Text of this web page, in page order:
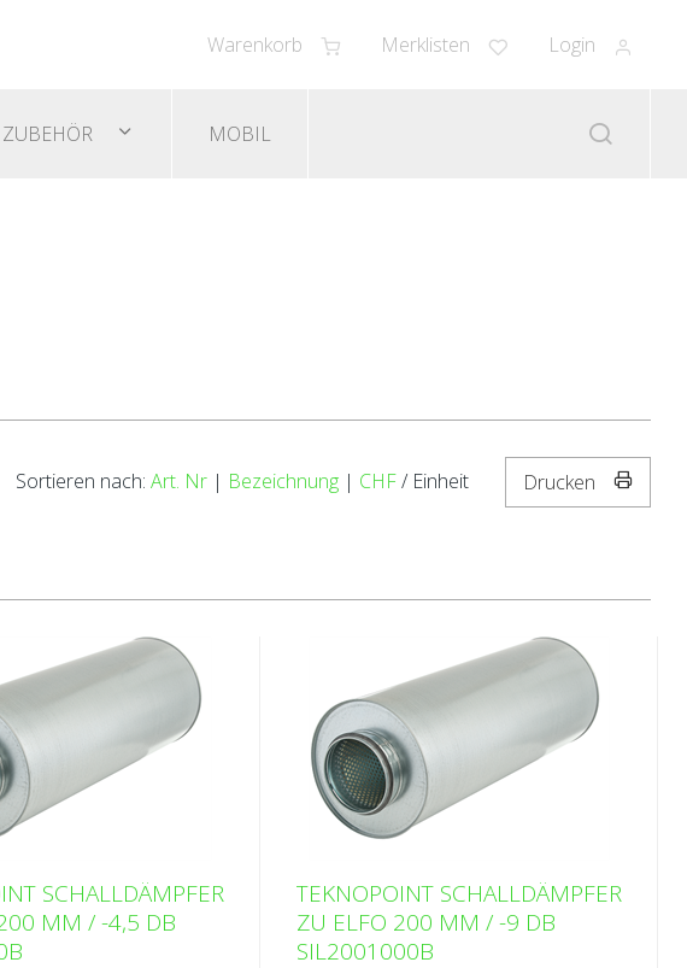
Warenkorb Merklisten Login
ZUBEHÖR MOBIL
Drucken
Sortieren nach: Art. Nr | Bezeichnung | CHF/ Einheit
SCHALLDÄMPFER
MM / -4,5 DB
TEKNOPOINT SCHALLDÄMPFER
ZU ELFO 200 MM / -9 DB
SIL2001000B